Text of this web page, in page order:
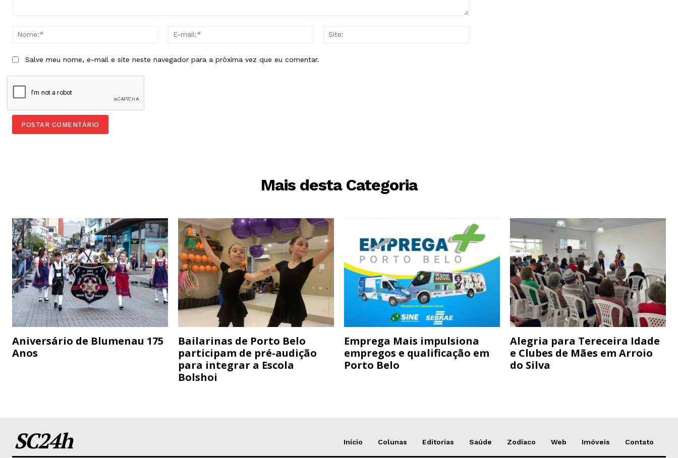
Nome:*
Salve meu nome, e-mail e site neste navegador para a próxima vez que eu comentar.
Mais desta Categoria
Aniversário de Blumenau 175
Anos
Bailarinas de Porto Belo
participam de pré-audição
para integrar a Escola
Bolshoi
Emprega Mais impulsiona
empregos e qualificação em
Porto Belo
Alegria para Tereceira Idade
e Clubes de Mães em Arroio
do Silva
SC24h Início Colunas Editorias Saúde Zodíaco Web Imóveis Contato